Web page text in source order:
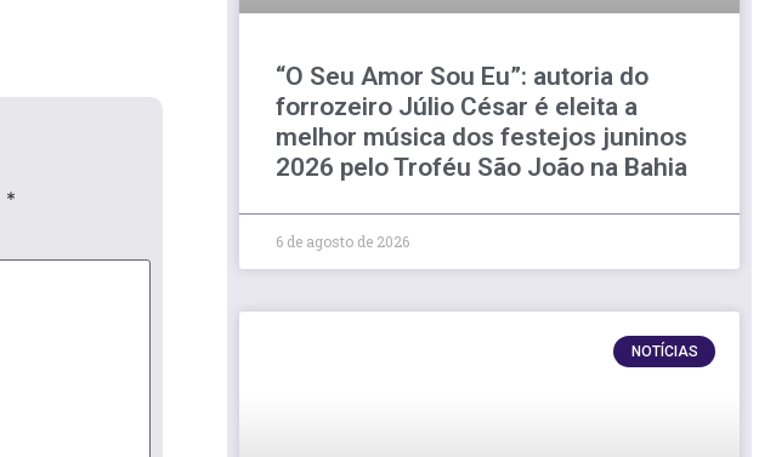
*
“O Seu Amor Sou Eu”: autoria do
forrozeiro Júlio César é eleita a
melhor música dos festejos juninos
2026 pelo Troféu São João na Bahia
6 de agosto de 2026
NOTÍCIAS